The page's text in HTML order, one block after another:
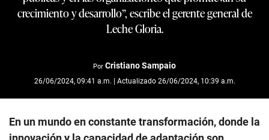
crecimiento y desarrollo”, escribe el gerente general de
Leche Gloria.
Por Cristiano Sampaio
26/06/2024, 09:41 a.m. | Actualizado 26/06/2024, 10:39 a.m.
En un mundo en constante transformación, donde la